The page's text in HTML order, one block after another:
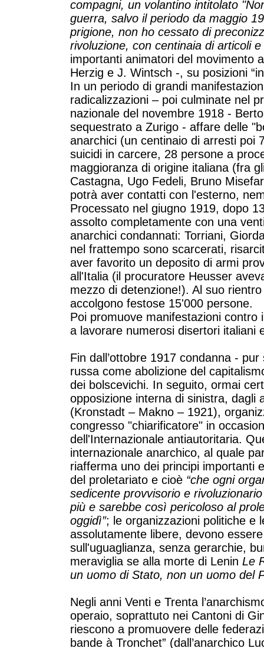
compagni, un volantino intitolato
guerra, salvo il periodo da maggio
prigione, non ho cessato di
rivoluzione, con centinaia di articoli
importanti animatori del movimento
Herzig e J. Wintsch -, su posizioni
In un periodo di grandi
radicalizzazioni – poi culminate nel
nazionale del novembre 1918 -
sequestrato a Zurigo - affare delle
anarchici (un centinaio di arresti poi
suicidi in carcere, 28 persone a
maggioranza di origine italiana (fra
Castagna, Ugo Fedeli, Bruno
potrà aver contatti con l'esterno,
Processato nel giugno 1919, dopo
assolto completamente con una
anarchici condannati: Torriani,
nel frattempo sono scarcerati,
aver favorito un deposito di armi
all'Italia (il procuratore Heusser
mezzo di detenzione!). Al suo
accolgono festose 15'000 persone.
Poi promuove manifestazioni
a lavorare numerosi disertori italiani
Fin dall’ottobre 1917 condanna -
russa come abolizione del
dei bolscevichi. In seguito, ormai
opposizione interna di sinistra, dagli
(Kronstadt – Makno – 1921),
congresso "chiarificatore" in
dell'Internazionale antiautoritaria.
internazionale anarchico, al quale
riafferma uno dei principi importanti
del proletariato e cioè “che ogni
sedicente provvisorio e
più e sarebbe così pericoloso al
oggidì”; le organizzazioni politiche e
assolutamente libere, devono
sull'uguaglianza, senza gerarchie,
meraviglia se alla morte di Lenin Le
un uomo di Stato, non un uomo del
Negli anni Venti e Trenta
operaio, soprattuto nei Cantoni di
riescono a promuovere delle
bande à Tronchet” (dall’anarchico